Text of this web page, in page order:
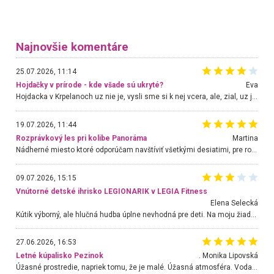
Najnovšie komentáre
25.07.2026, 11:14
Hojdačky v prírode - kde všade sú ukryté?
Eva
Hojdacka v Krpelanoch uz nie je, vysli sme si k nej vcera, ale, zial, uz je znicena. Ak sem planujete cestu len kvoli hojdacke, mozete si ju usetrit. Krasny vyhlad je tu vsak aj bez hojdacky :-)
19.07.2026, 11:44
Rozprávkový les pri kolibe Panoráma
Martina
Nádherné miesto ktoré odporúčam navštíviť všetkými desiatimi, pre rodiny s deťmi, dôchodcom... Proste a jednoducho ozaj rozprávkový les.. určite ešte prídeme. Odniesli sme si na pamiatku krásne tričká,
09.07.2026, 15:15
Vnútorné detské ihrisko LEGIONARIK v LEGIA Fitness
Elena Selecká
27.06.2026, 16:53
Letné kúpalisko Pezinok
. Monika Lipovská
Úžasné prostredie, napriek tomu, že je malé. Úžasná atmosféra. Voda fantastická a nádherná. Ľudí je pomerne veľa, ale su mili a ohľaduplní. Je veľmi zaujímavé sledovať, ako dokážu spolu športovať cudzí ľudia a bez ohľadu na vek. Vládne tu pohoda. Vnuka neviem dostať z vody. Ďakujem za krásny deň . Urcite sa sem vrátim. Jediný problém je s parkovaním, ale aj ten sa mi podarilo vyriešiť. Monika Bratislava